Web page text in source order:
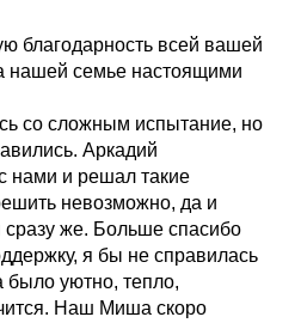
благодарность всей вашей
нашей семье настоящими
со сложным испытание, но
Аркадий
нами и решал такие
невозможно, да и
же. Больше спасибо
я бы не справилась
было уютно, тепло,
Наш Миша скоро